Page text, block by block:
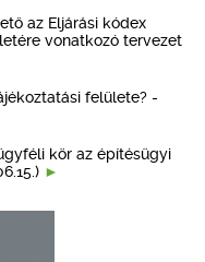
az Eljárási kódex
vonatkozó tervezet
felülete? -
kör az építésügyi